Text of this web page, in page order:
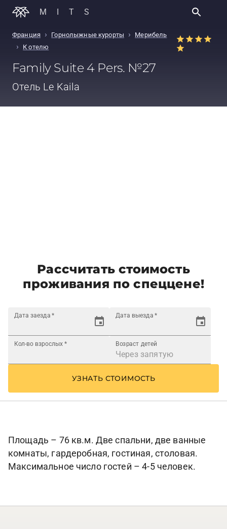
MITS
Франция › Горнолыжные курорты › Мерибель
› К отелю
Family Suite 4 Pers. №27
Отель Le Kaila
Рассчитать стоимость
проживания по спеццене!
Дата заезда * Дата выезда *
Кол-во взрослых * Возраст детей
УЗНАТЬ СТОИМОСТЬ
Площадь – 76 кв.м. Две спальни, две ванные
комнаты, гардеробная, гостиная, столовая.
Максимальное число гостей – 4-5 человек.